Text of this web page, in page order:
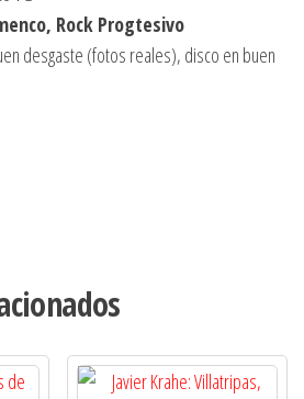
Rock Progtesivo
desgaste (fotos reales), disco en buen